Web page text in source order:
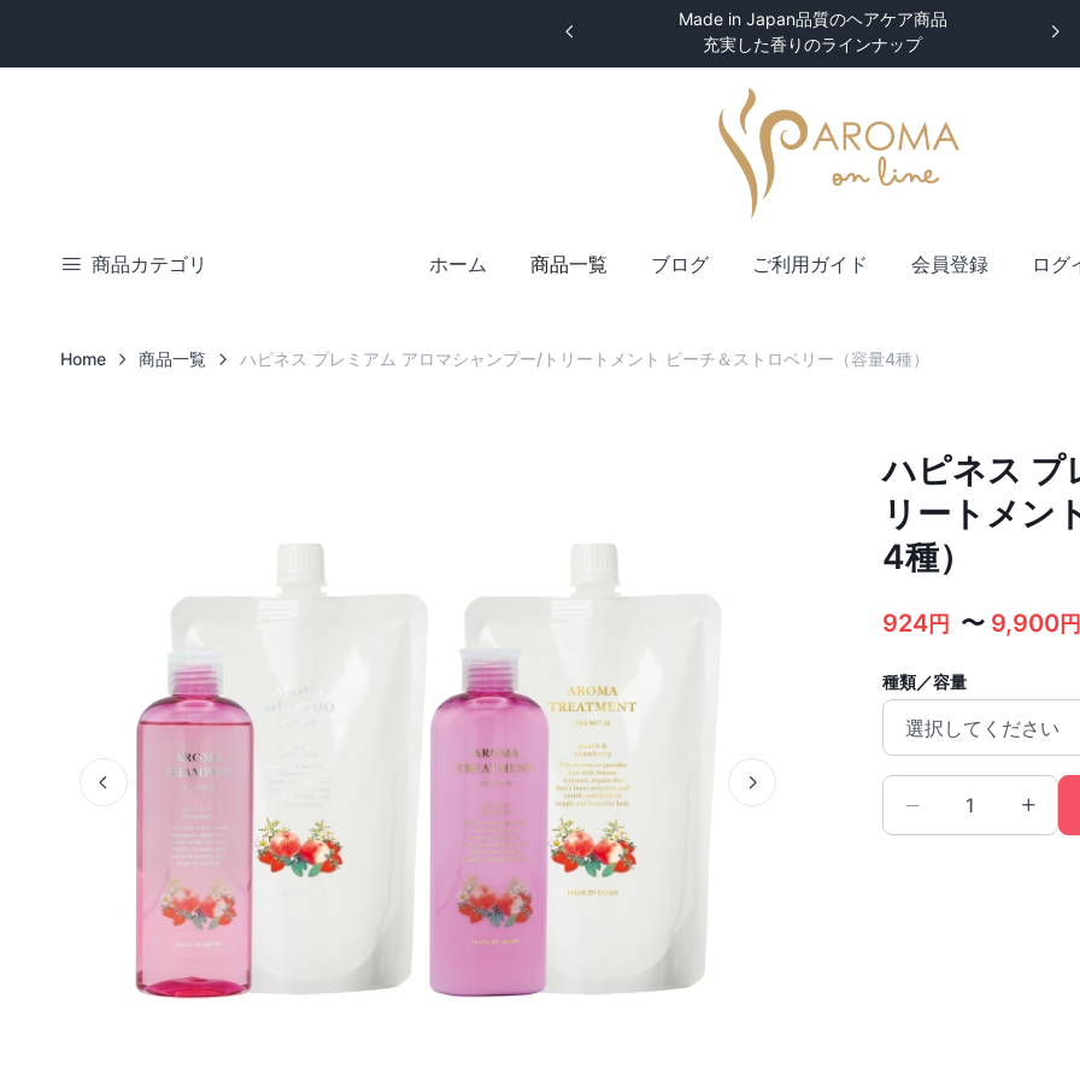
Made in Japan品質のヘアケア商品
充実した香りのラインナップ
商品カテゴリ ホーム 商品一覧 ブログ ご利用ガイド 会員登録 ログ
Home 商品一覧 ハピネス プレミアム アロマシャンプー/トリートメント ピーチ＆ストロベリー（容量4種）
ハピネス プ
リートメン
4種）
924円 〜 9,900円
種類／容量
選択してください